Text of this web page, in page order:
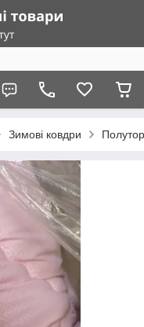
Зимові ковдри